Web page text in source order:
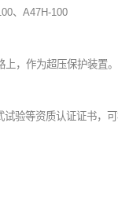
、A47H-100
，作为超压保护装置
验等资质认证证书，